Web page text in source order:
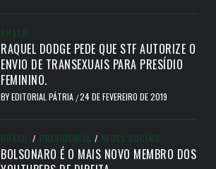
BRASIL
RAQUEL DODGE PEDE QUE STF AUTORIZE O
ENVIO DE TRANSEXUAIS PARA PRESÍDIO
FEMININO.
BYEDITORIAL PÁTRIA /24 DE FEVEREIRO DE 2019
BRASIL / PRESIDÊNCIA / REDES SOCIAIS
BOLSONARO É O MAIS NOVO MEMBRO DOS